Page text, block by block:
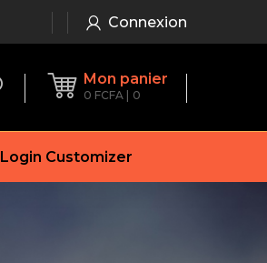
Connexion
Mon panier
0 FCFA 0
Login Customizer